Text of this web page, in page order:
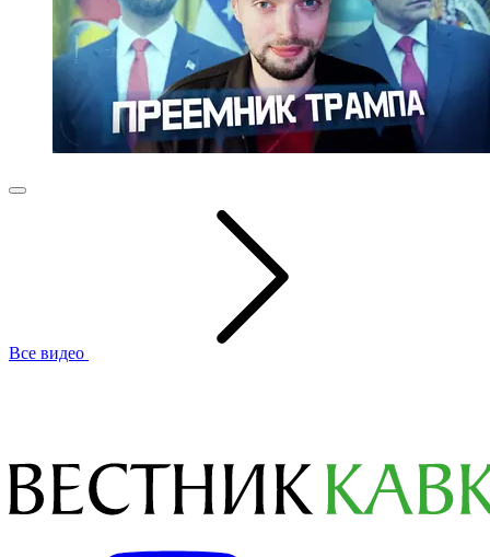
Все видео